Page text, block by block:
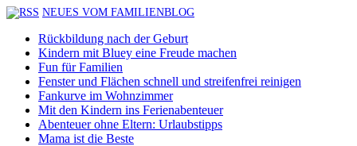
NEUES VOM FAMILIENBLOG
Rückbildung nach der Geburt
Kindern mit Bluey eine Freude machen
Fun für Familien
Fenster und Flächen schnell und streifenfrei reinigen
Fankurve im Wohnzimmer
Mit den Kindern ins Ferienabenteuer
Abenteuer ohne Eltern: Urlaubstipps
Mama ist die Beste